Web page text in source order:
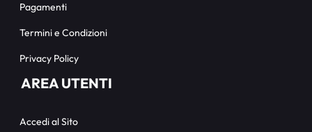
Pagamenti
Termini e Condizioni
Privacy Policy
AREA UTENTI
Accedi al Sito